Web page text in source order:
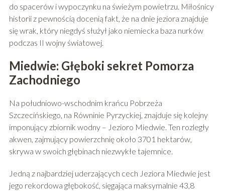
do spacerów i wypoczynku na świeżym powietrzu. Miłośnicy
historii z pewnością docenią fakt, że na dnie jeziora znajduje
się wrak, który niegdyś służył jako niemiecka baza nurków
podczas II wojny światowej.
Miedwie: Głęboki sekret Pomorza
Zachodniego
Na południowo-wschodnim krańcu Pobrzeża
Szczecińskiego, na Równinie Pyrzyckiej, znajduje się kolejny
imponujący zbiornik wodny – Jezioro Miedwie. Ten rozległy
akwen, zajmujący powierzchnię około 3701 hektarów,
skrywa w swoich głębinach niezwykłe tajemnice.
Jedną z najbardziej uderzających cech Jeziora Miedwie jest
jego rekordowa głębokość, sięgająca maksymalnie 43,8